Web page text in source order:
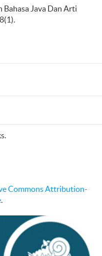
Bahasa Java Dan Arti
Commons Attribution-
.